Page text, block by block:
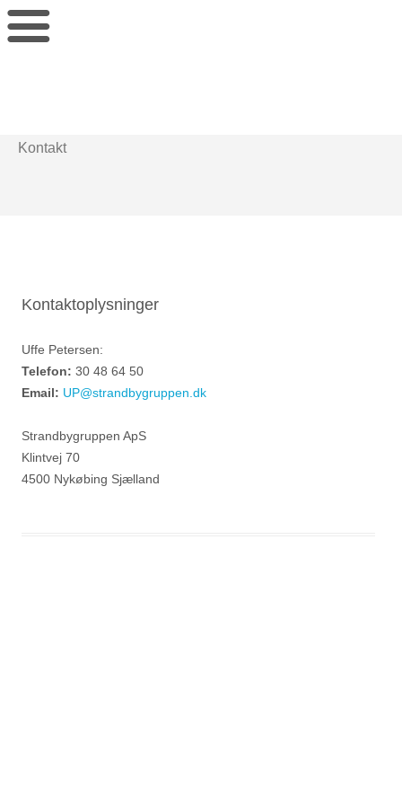
Kontakt
Kontaktoplysninger
Uffe Petersen:
Telefon: 30 48 64 50
Email: UP@strandbygruppen.dk
Strandbygruppen ApS
Klintvej 70
4500 Nykøbing Sjælland